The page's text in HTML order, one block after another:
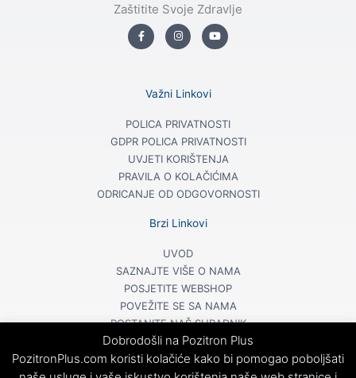
Zaštitite Svoje Zdravlje
F
a
c
o
f
I
n
s
r
a
Y
o
u
Važni Linkovi
POLICA PRIVATNOSTI
GDPR POLICA PRIVATNOSTI
UVJETI KORIŠTENJA
PRAVILA O KOLAČIĆIMA
ODRICANJE OD ODGOVORNOSTI
Brzi Linkovi
UVOD
SAZNAJTE VIŠE O NAMA
POSJETITE WEBSHOP
POVEŽITE SE SA NAMA
POSTANITE NAŠ SURADNIK
Naplatu primamo u:
Dobrodošli na Pozitron Plus
PozitronPlus.com koristi kolačiće kako bi pomogao poboljšati